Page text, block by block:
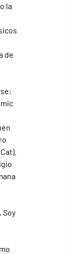
la
de
Soy